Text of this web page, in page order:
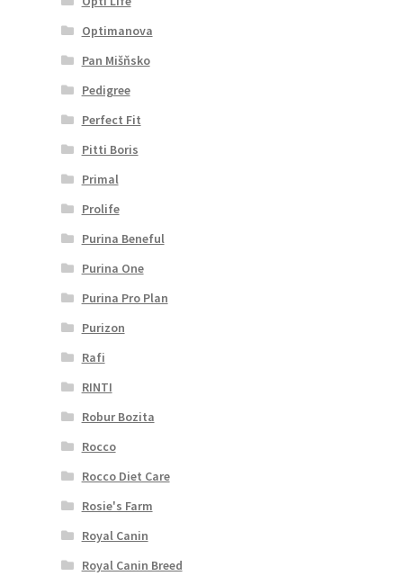
Optimanova
Pan Mišňsko
Pedigree
Perfect Fit
Pitti Boris
Primal
Prolife
Purina Beneful
Purina One
Purina Pro Plan
Purizon
Rafi
RINTI
Robur Bozita
Rocco
Rocco Diet Care
Rosie's Farm
Royal Canin
Royal Canin Breed